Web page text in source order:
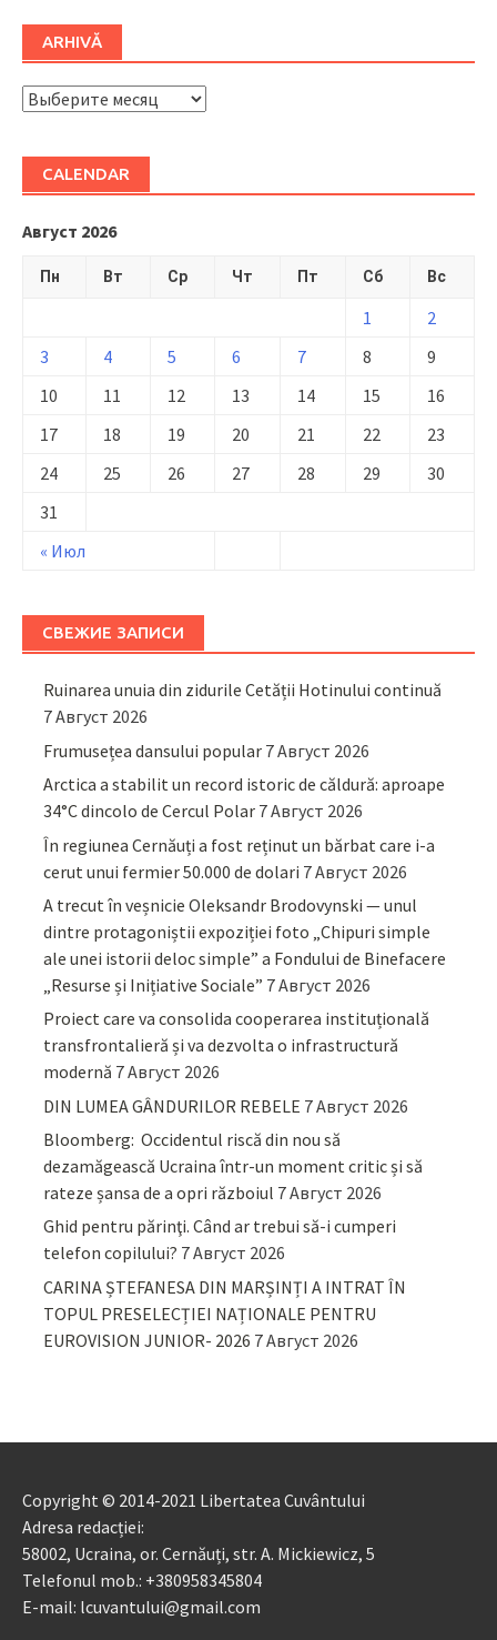
ARHIVĂ
ARHIVĂ
CALENDAR
Август 2026
Пн Вт Ср Чт Пт Сб Вс
« Июл
1
2
3
4 5 6 7 8
9
10
11 12 13 14 15
16
17
18 19 20 21 22
23
24
25 26 27 28 29
30
31
СВЕЖИЕ ЗАПИСИ
Ruinarea unuia din zidurile Cetății Hotinului continuă
7 Август 2026
Frumusețea dansului popular 7 Август 2026
Arctica a stabilit un record istoric de căldură: aproape
34°C dincolo de Cercul Polar 7 Август 2026
În regiunea Cernăuți a fost reținut un bărbat care i-a
cerut unui fermier 50.000 de dolari 7 Август 2026
A trecut în veșnicie Oleksandr Brodovynski — unul
dintre protagoniștii expoziției foto „Chipuri simple
ale unei istorii deloc simple” a Fondului de Binefacere
„Resurse și Inițiative Sociale” 7 Август 2026
Proiect care va consolida cooperarea instituțională
transfrontalieră și va dezvolta o infrastructură
modernă 7 Август 2026
DIN LUMEA GÂNDURILOR REBELE 7 Август 2026
Bloomberg: Occidentul riscă din nou să
dezamăgească Ucraina într-un moment critic și să
rateze șansa de a opri războiul 7 Август 2026
Ghid pentru părinţi. Când ar trebui să-i cumperi
telefon copilului? 7 Август 2026
CARINA ȘTEFANESA DIN MARȘINȚI A INTRAT ÎN
TOPUL PRESELECȚIEI NAȚIONALE PENTRU
EUROVISION JUNIOR- 2026 7 Август 2026
Copyright © 2014-2021 Libertatea Cuvântului
Adresa redacției:
58002, Ucraina, or. Cernăuți, str. A. Mickiewicz, 5
Telefonul mob.: +380958345804
E-mail: lcuvantului@gmail.com